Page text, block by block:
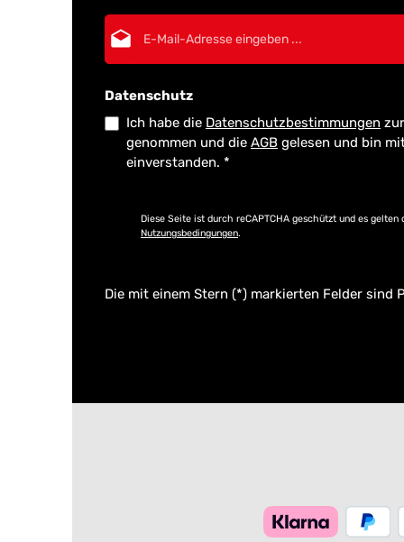
Datenschutz
Ich habe die Datenschutzbestimmungen
genommen und die AGB gelesen und bin
einverstanden. *
Diese Seite ist durch reCAPTCHA geschützt und es gelten
Nutzungsbedingungen.
Die mit einem Stern (*) markierten Felder sind